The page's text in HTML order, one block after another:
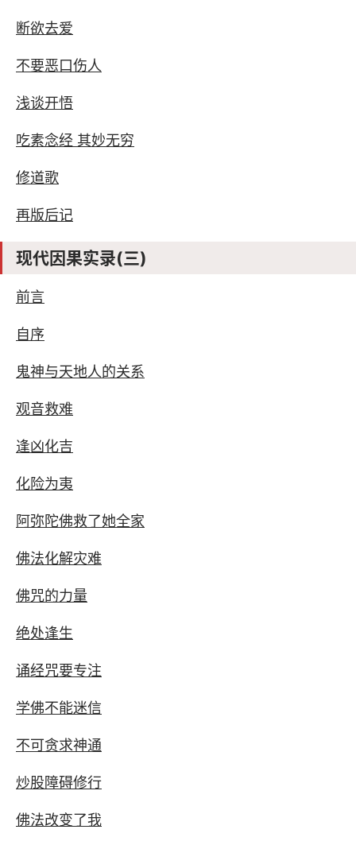
断欲去爱
不要恶口伤人
浅谈开悟
吃素念经 其妙无穷
修道歌
再版后记
现代因果实录(三)
前言
自序
鬼神与天地人的关系
观音救难
逢凶化吉
化险为夷
阿弥陀佛救了她全家
佛法化解灾难
佛咒的力量
绝处逢生
诵经咒要专注
学佛不能迷信
不可贪求神通
炒股障碍修行
佛法改变了我